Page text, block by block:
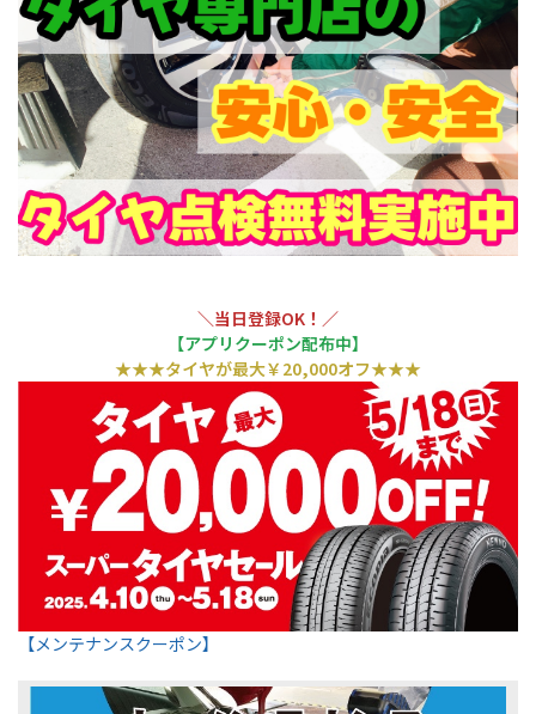
＼当日登録OK！／
【アプリクーポン配布中】
★★★タイヤが最大￥20,000オフ★★★
【メンテナンスクーポン】